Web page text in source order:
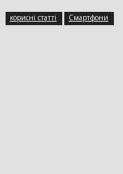
корисні статті Смартфони